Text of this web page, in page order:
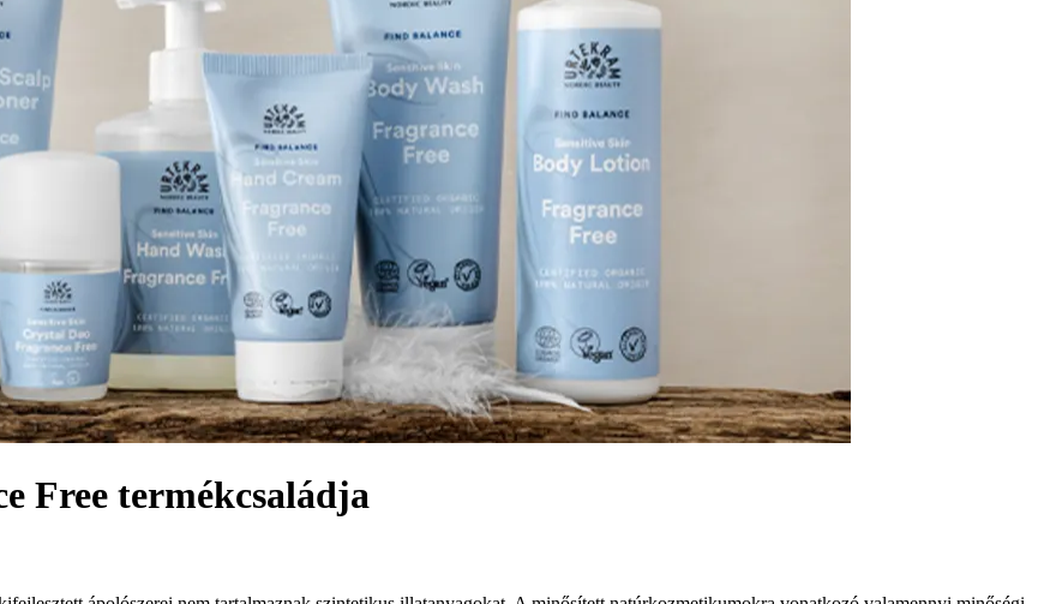
Free termékcsaládja